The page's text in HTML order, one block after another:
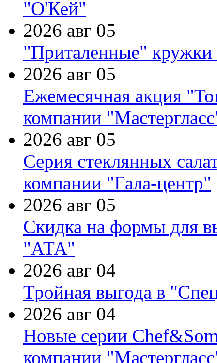
"О'Кей"
2026 авг 05
"Приталенные" кружки
2026 авг 05
Ежемесячная акция
компании
2026 авг 05
Серия стеклянных
компании "Гала-центр"
2026 авг 05
Скидка на формы для
"АТА"
2026 авг 04
Тройная выгода в
2026 авг 04
Новые серии
компании